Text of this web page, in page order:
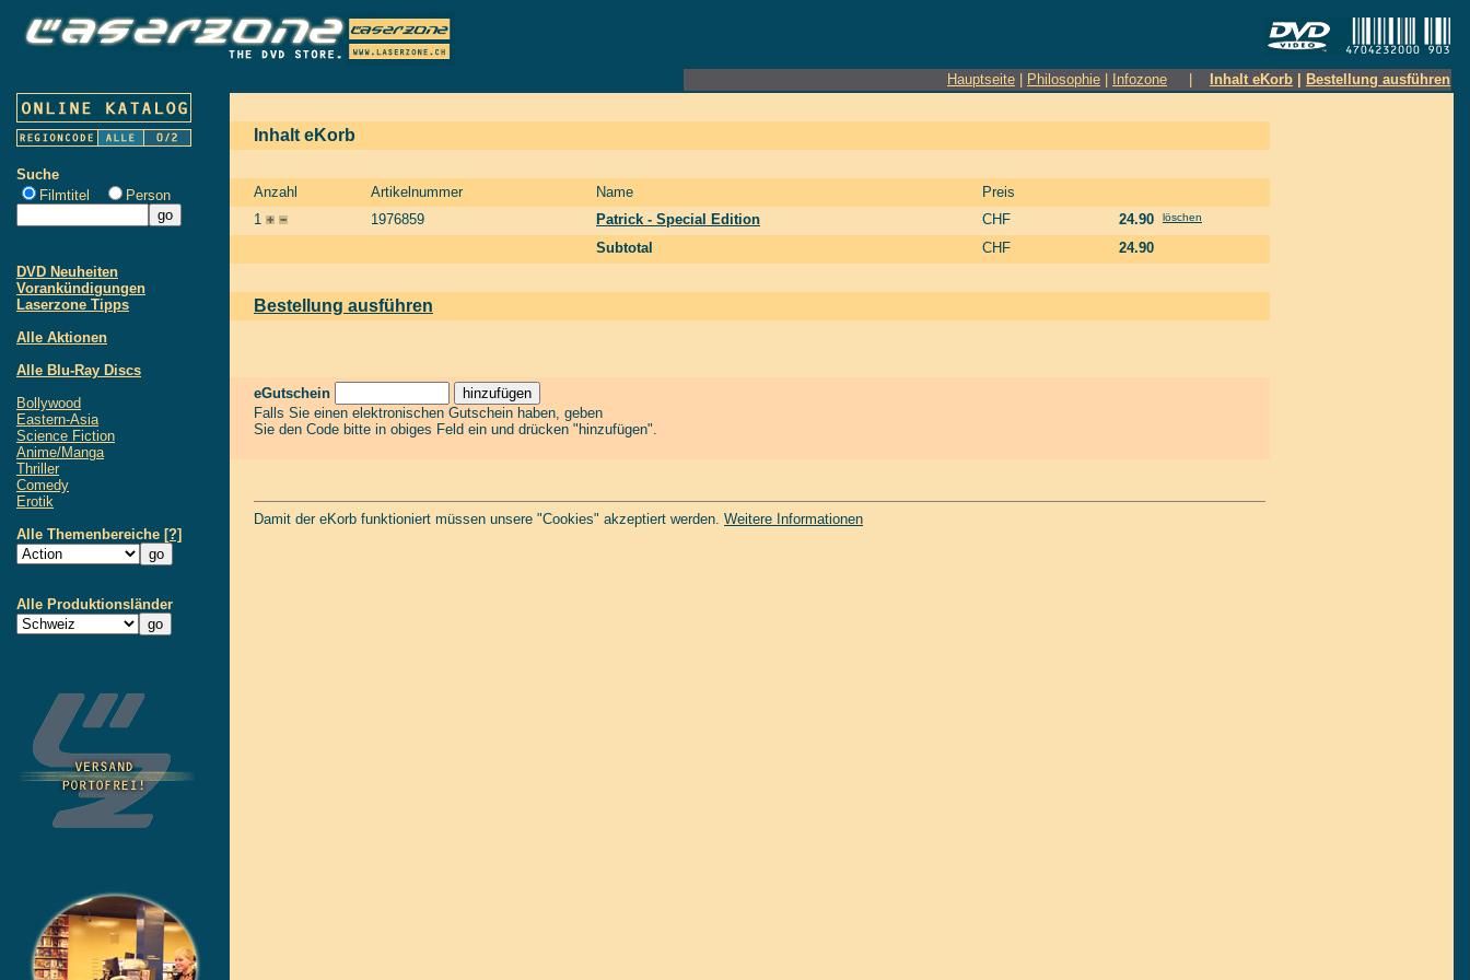
Hauptseite Philosophie Infozone Inhalt eKorb Bestellung ausführen
Suche
Filmtitel
Person
DVD Neuheiten
Vorankündigungen
Laserzone Tipps
Alle Aktionen
Alle Blu-Ray Discs
Bollywood
Eastern-Asia
Science Fiction
Anime/Manga
Thriller
Comedy
Erotik
Alle Themenbereiche [?]
Alle Produktionsländer
Inhalt eKorb
Anzahl Artikelnummer Name
Preis
1
1976859 Patrick - Special Edition CHF 24.90 löschen
Subtotal CHF 24.90
Bestellung ausführen
eGutschein
Falls Sie einen elektronischen Gutschein haben, geben
Sie den Code bitte in obiges Feld ein und drücken "hinzufügen".
Damit der eKorb funktioniert müssen unsere "Cookies" akzeptiert werden. Weitere Informationen